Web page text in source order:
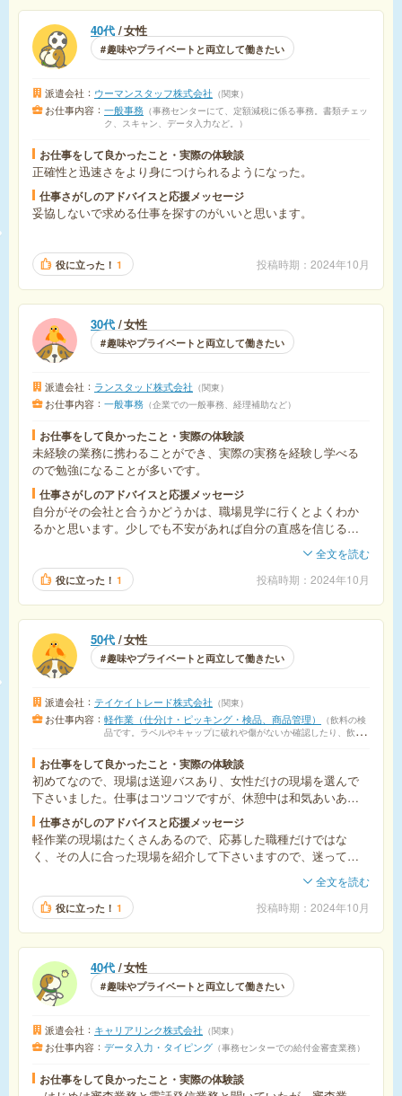
40代 女性
趣味やプライベートと両立して働きたい
派遣会社 ウーマンスタッフ株式会社 関東
お仕事内容 一般事務
事務センターにて、定額減税に係る事務。書類チェッ
ク、スキャン、データ入力など。
お仕事をして良かったこと・実際の体験談
正確性と迅速さをより身につけられるようになった。
仕事さがしのアドバイスと応援メッセージ
妥協しないで求める仕事を探すのがいいと思います。
役に立った！ 1 投稿時期 2024年10月
30代 女性
趣味やプライベートと両立して働きたい
派遣会社 ランスタッド株式会社 関東
お仕事内容 一般事務 企業での一般事務、経理補助など
お仕事をして良かったこと・実際の体験談
未経験の業務に携わることができ、実際の実務を経験し学べる
ので勉強になることが多いです。
仕事さがしのアドバイスと応援メッセージ
自分がその会社と合うかどうかは、職場見学に行くとよくわか
るかと思います。少しでも不安があれば自分の直感を信じるこ
全文を読む
役に立った！ 1 投稿時期 2024年10月
50代 女性
趣味やプライベートと両立して働きたい
派遣会社 テイケイトレード株式会社 関東
お仕事内容 軽作業（仕分け・ピッキング・検品、商品管理）
飲料の検
品です。ラベルやキャップに破れや傷がないか確認したり、飲料
お仕事をして良かったこと・実際の体験談
初めてなので、現場は送迎バスあり、女性だけの現場を選んで
下さいました。仕事はコツコツですが、休憩中は和気あいあい
とお菓子をくださったり、わからないことも聞きやすい環境で
よかったです。
仕事さがしのアドバイスと応援メッセージ
軽作業の現場はたくさんあるので、応募した職種だけではな
く、その人に合った現場を紹介して下さいますので、迷っても
全文を読む
役に立った！ 1 投稿時期 2024年10月
40代 女性
趣味やプライベートと両立して働きたい
派遣会社 キャリアリンク株式会社 関東
お仕事内容 データ入力・タイピング 事務センターでの給付金審査業務
お仕事をして良かったこと・実際の体験談